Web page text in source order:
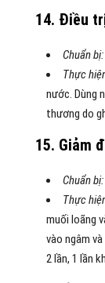
14. Điều
Chuẩn bị:
Thực
nước. Dùng
thương do
15. Giảm
Chuẩn bị:
Thực
muối loãng
vào ngâm
2 lần, 1 lần